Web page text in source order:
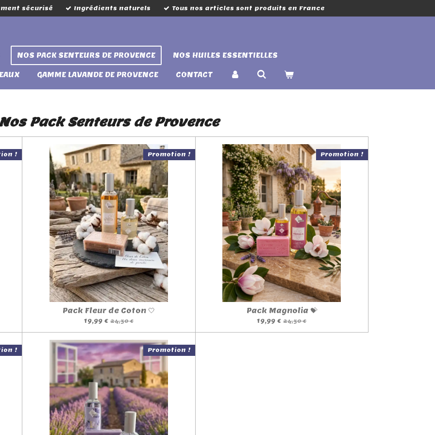
sécurisé Ingrédients naturels Tous nos articles sont produits en France
NOS PACK SENTEURS DE PROVENCE NOS HUILES ESSENTIELLES
GAMME LAVANDE DE PROVENCE CONTACT
Nos Pack Senteurs de Provence
! Promotion !
Pack Fleur de Coton 🤍
19,99 € 24,50 €
Promotion !
Pack Magnolia 💝
19,99 € 24,50 €
! Promotion !